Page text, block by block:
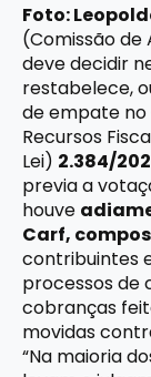
Foto:
(Comissão de
deve decidir
restabelece,
de empate
Recursos
Lei) 2.384/
previa a
houve
Carf,
contribuintes
processos de
cobranças
movidas
“Na maioria